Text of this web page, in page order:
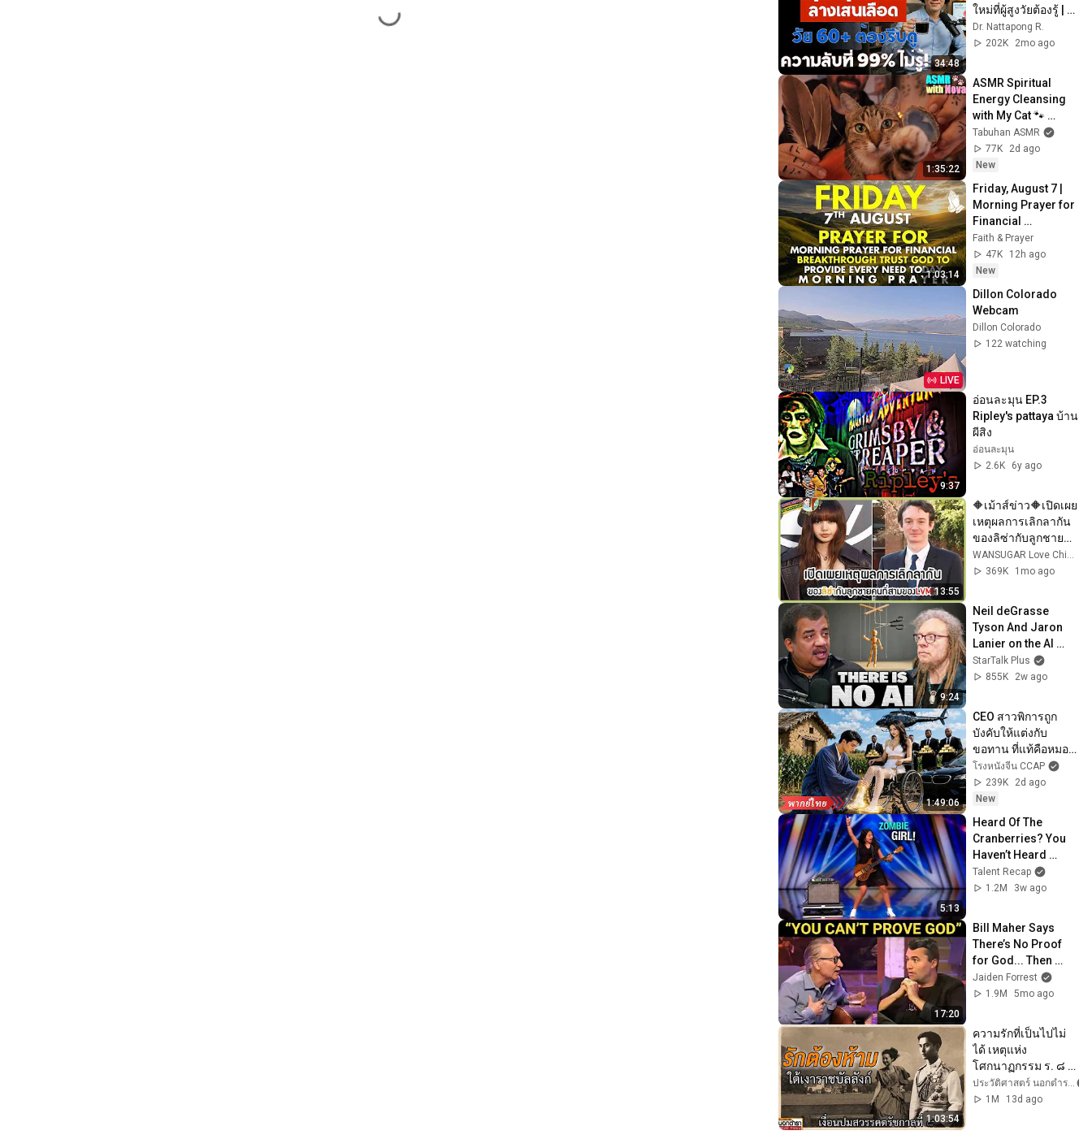
34:48
ใหม่ที่ผู้สูงวัยต้องรู้ |
อาหารผู้สูงอายุ
Dr. Nattapong R.
202K
2mo ago
1:35:22
ASMR Spiritual
Energy Cleansing
with My Cat 🐾
Purring & Reiki for
Sleep & Stress
Relief
Tabuhan ASMR
77K
2d ago
New
1:03:14
Friday, August 7 |
Morning Prayer for
Financial
Breakthrough |
Trust God to
Provide Every Need
Faith & Prayer
47K
12h ago
New
LIVE
Dillon Colorado
Webcam
Dillon Colorado
122 watching
9:37
อ่อนละมุน EP.3
Ripley's pattaya บ้าน
ผีสิง
อ่อนละมุน
2.6K
6y ago
13:55
🔶เม้าส์ข่าว🔶เปิดเผย
เหตุผลการเลิกลากัน
ของลิซ่ากับลูกชาย
คนที่สามของLVMHWANSUGAR Love Chinese Novels& Series
369K
1mo ago
9:24
Neil deGrasse
Tyson And Jaron
Lanier on the AI
Illusion
StarTalk Plus
855K
2w ago
1:49:06
CEO สาวพิการถูก
บังคับให้แต่งกับ
ขอทาน ที่แท้คือหมอ
เทวดาที่ซ่อนตัวตน
รักษาขาเธอจนหาย
ตอกหน้าทุกคน!
โรงหนังจีน CCAP
239K
2d ago
New
5:13
Heard Of The
Cranberries? You
Haven’t Heard
“Zombie” Like THIS!
Talent Recap
1.2M
3w ago
17:20
Bill Maher Says
There’s No Proof
for God... Then
THIS Happens
Jaiden Forrest
1.9M
5mo ago
1:03:54
ความรักที่เป็นไปไม่
ได้ เหตุแห่ง
โศกนาฏกรรม ร. ๘
จริงหรือ ? I
ประวัติศาสตร์นอก
1M
13d ago